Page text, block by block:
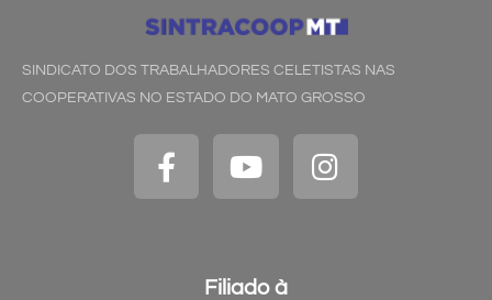
SINDICATO DOS TRABALHADORES CELETISTAS NAS
COOPERATIVAS NO ESTADO DO MATO GROSSO
Filiado à